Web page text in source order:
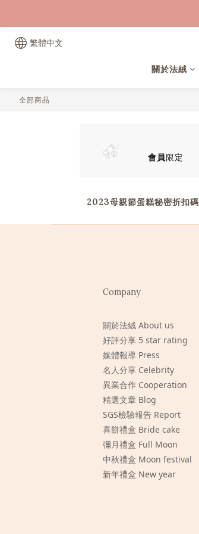
繁體中文
關於法絨
全部商品
會員限定
2023母親節蛋糕秘密折扣碼
Company
關於法絨 About us
好評分享 5 star rating
媒體報導 Press
名人分享 Celebrity
異業合作 Cooperation
精選文章 Blog
SGS檢驗報告 Report
喜餅禮盒 Bride cake
彌月禮盒 Full Moon
中秋禮盒 Moon festival
新年禮盒 New year